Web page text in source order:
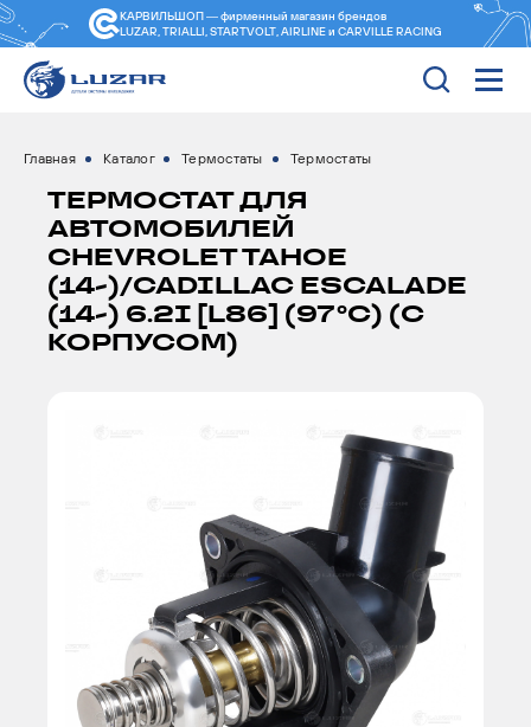
КАРВИЛЬШОП — фирменный магазин брендов
LUZAR, TRIALLI, STARTVOLT, AIRLINE и CARVILLE RACING
Главная Каталог Термостаты Термостаты
ТЕРМОСТАТ ДЛЯ
АВТОМОБИЛЕЙ
CHEVROLET TAHOE
(14-)/CADILLAC ESCALADE
(14-) 6.2I [L86] (97°С) (С
КОРПУСОМ)